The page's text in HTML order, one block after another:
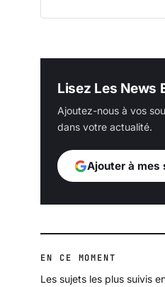
Lisez Les News
Ajoutez-nous à vos
dans votre actualité.
Ajouter à mes
EN CE MOMENT
Les sujets les plus suivis